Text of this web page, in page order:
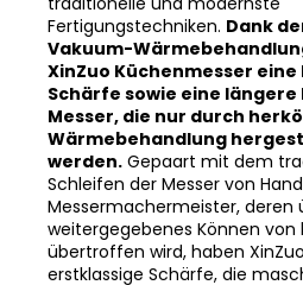
Merkwürdigkeit : Als ein
Herstellung von
traditionelle und modernste
Fertigungstechniken. Dank
Vakuum-
XinZuo Küchenmesser eine
Schärfe sowie eine längere
Messer, die nur durch
Wärmebehandlung
werden. Gepaart mit dem
Schleifen der Messer von
Messermachermeister, deren